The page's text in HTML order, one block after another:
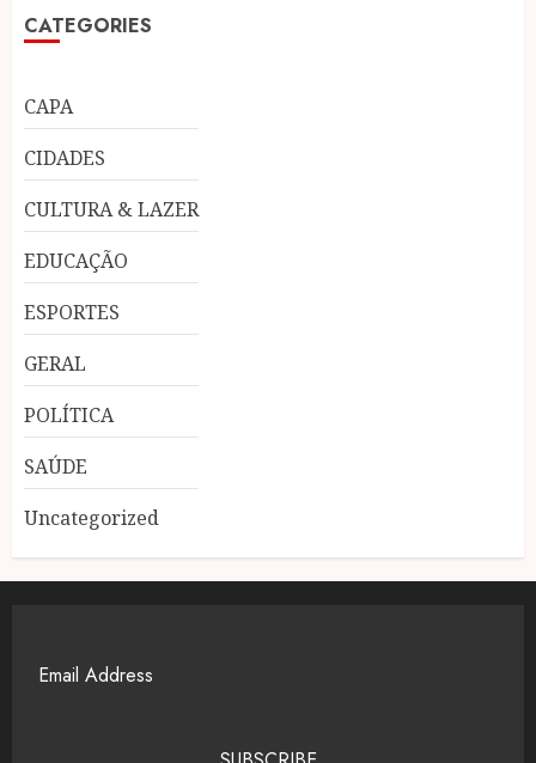
CATEGORIES
CAPA
CIDADES
CULTURA & LAZER
EDUCAÇÃO
ESPORTES
GERAL
POLÍTICA
SAÚDE
Uncategorized